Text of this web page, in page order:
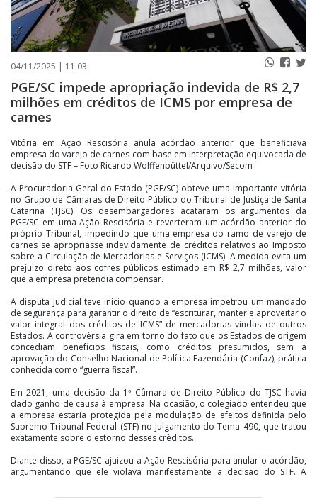
04/11/2025 | 11:03
PGE/SC impede apropriação indevida de R$ 2,7
milhões em créditos de ICMS por empresa de
carnes
Vitória em Ação Rescisória anula acórdão anterior que beneficiava
empresa do varejo de carnes com base em interpretação equivocada de
decisão do STF – Foto Ricardo Wolffenbüttel/Arquivo/Secom
A Procuradoria-Geral do Estado (PGE/SC) obteve uma importante vitória
no Grupo de Câmaras de Direito Público do Tribunal de Justiça de Santa
Catarina (TJSC). Os desembargadores acataram os argumentos da
PGE/SC em uma Ação Rescisória e reverteram um acórdão anterior do
próprio Tribunal, impedindo que uma empresa do ramo de varejo de
carnes se apropriasse indevidamente de créditos relativos ao Imposto
sobre a Circulação de Mercadorias e Serviços (ICMS). A medida evita um
prejuízo direto aos cofres públicos estimado em R$ 2,7 milhões, valor
que a empresa pretendia compensar.
A disputa judicial teve início quando a empresa impetrou um mandado
de segurança para garantir o direito de “escriturar, manter e aproveitar o
valor integral dos créditos de ICMS” de mercadorias vindas de outros
Estados. A controvérsia gira em torno do fato que os Estados de origem
concediam benefícios fiscais, como créditos presumidos, sem a
aprovação do Conselho Nacional de Política Fazendária (Confaz), prática
conhecida como “guerra fiscal”.
Em 2021, uma decisão da 1ª Câmara de Direito Público do TJSC havia
dado ganho de causa à empresa. Na ocasião, o colegiado entendeu que
a empresa estaria protegida pela modulação de efeitos definida pelo
Supremo Tribunal Federal (STF) no julgamento do Tema 490, que tratou
exatamente sobre o estorno desses créditos.
Diante disso, a PGE/SC ajuizou a Ação Rescisória para anular o acórdão,
argumentando que ele violava manifestamente a decisão do STF. A
verdade, favorável aos Estados, ao declarar constitucional o estorno